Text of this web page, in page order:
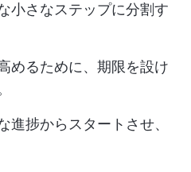
小さなステップに分割す
めるために、期限を設け
進捗からスタートさせ、